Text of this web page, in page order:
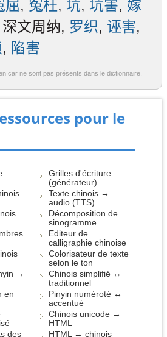
屈, 冤枉, 坑, 坑害, 嫁
深文周纳, 罗织, 诬害,
, 陷害
car ne sont pas présents dans le dictionnaire.
pour le
→
en
des
Grilles d'écriture
(générateur)
Texte chinois →
audio (TTS)
Décomposition de
sinogramme
Editeur de
calligraphie chinoise
Colorisateur de texte
selon le ton
Chinois simplifié ↔
traditionnel
Pinyin numéroté ↔
accentué
Chinois unicode →
HTML
HTML → chinois